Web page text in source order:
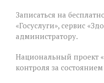
Записаться на
«Госуслуги», сервис
администратору.
Национальный проект
контроля за